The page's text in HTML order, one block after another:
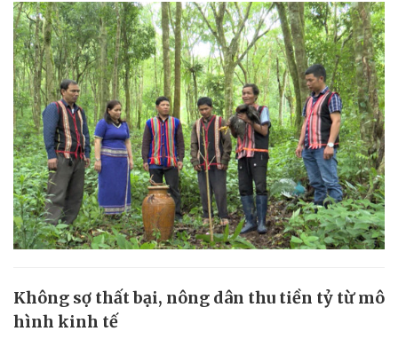
Không sợ thất bại, nông dân thu tiền tỷ từ mô
hình kinh tế